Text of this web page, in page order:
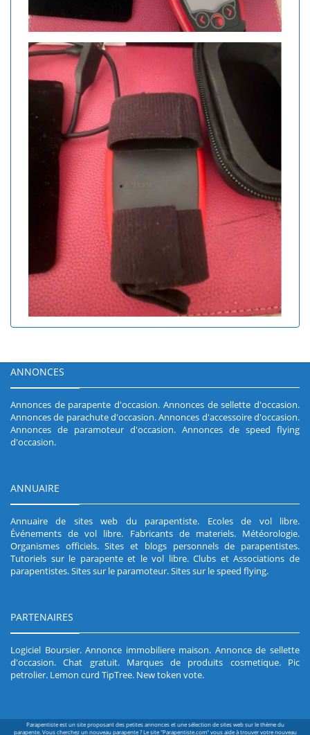
ANNONCES
Annonces de parapente d'occasion. Annonces de sellette d'occasion.
Annonces de parachute d'occasion.Annonces d'accessoire d'occasion.
Annonces de paramoteur d'occasion. Annonces de speed flying
d'occasion.
ANNUAIRE
Annuaire de sites web du parapentiste. Ecoles de vol libre.
Événements de vol libre. Fabricants de materiels. Météorologie.
Organismes officiels.Sites et blogs personnels de parapentistes.
Tutoriels sur le parapente et le vol libre.Clubs et Associations de
parapentistes.Sites sur le paramoteur.Sites sur le speed flying.
PARTENAIRES
Logiciel Boursier.Annonce immobiliere maison. Annonce de sellette
d'occasion.Chat gratuit. Marques de produits cosmetique. Pic
petrolier. Lemon curd TipTree. New token vote.
Parapentiste est un site proposant des petites annonces et une sélection de sites web sur le thème du
parapente. Vous cherchez un nouveau parapente ? Le site "Parapentiste.com" vous aide à trouver votre nouveau